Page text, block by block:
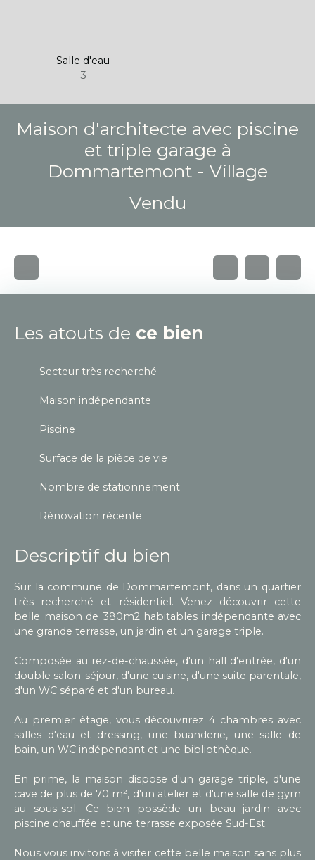
Salle d'eau
3
Maison d'architecte avec piscine
et triple garage à
Dommartemont - Village
Vendu
Les atouts de ce bien
Secteur très recherché
Maison indépendante
Piscine
Surface de la pièce de vie
Nombre de stationnement
Rénovation récente
Descriptif du bien
Sur la commune de Dommartemont, dans un quartier
très recherché et résidentiel. Venez découvrir cette
belle maison de 380m2 habitables indépendante avec
une grande terrasse, un jardin et un garage triple.
Composée au rez-de-chaussée, d'un hall d'entrée, d'un
double salon-séjour, d'une cuisine, d'une suite parentale,
d'un WC séparé et d'un bureau.
Au premier étage, vous découvrirez 4 chambres avec
salles d'eau et dressing, une buanderie, une salle de
bain, un WC indépendant et une bibliothèque.
En prime, la maison dispose d'un garage triple, d'une
cave de plus de 70 m², d'un atelier et d'une salle de gym
au sous-sol. Ce bien possède un beau jardin avec
piscine chauffée et une terrasse exposée Sud-Est.
Nous vous invitons à visiter cette belle maison sans plus